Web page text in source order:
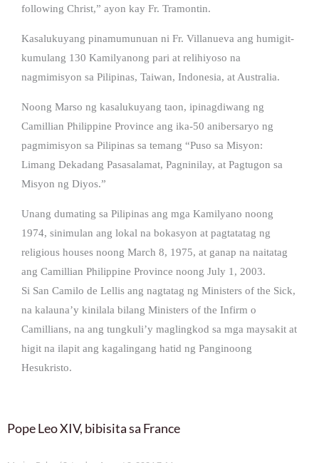
following Christ,” ayon kay Fr. Tramontin.
Kasalukuyang pinamumunuan ni Fr. Villanueva ang humigit-
kumulang 130 Kamilyanong pari at relihiyoso na
nagmimisyon sa Pilipinas, Taiwan, Indonesia, at Australia.
Noong Marso ng kasalukuyang taon, ipinagdiwang ng
Camillian Philippine Province ang ika-50 anibersaryo ng
pagmimisyon sa Pilipinas sa temang “Puso sa Misyon:
Limang Dekadang Pasasalamat, Pagninilay, at Pagtugon sa
Misyon ng Diyos.”
Unang dumating sa Pilipinas ang mga Kamilyano noong
1974, sinimulan ang lokal na bokasyon at pagtatatag ng
religious houses noong March 8, 1975, at ganap na naitatag
ang Camillian Philippine Province noong July 1, 2003.
Si San Camilo de Lellis ang nagtatag ng Ministers of the Sick,
na kalauna’y kinilala bilang Ministers of the Infirm o
Camillians, na ang tungkuli’y maglingkod sa mga maysakit at
higit na ilapit ang kagalingang hatid ng Panginoong
Hesukristo.
Pope Leo XIV, bibisita sa France